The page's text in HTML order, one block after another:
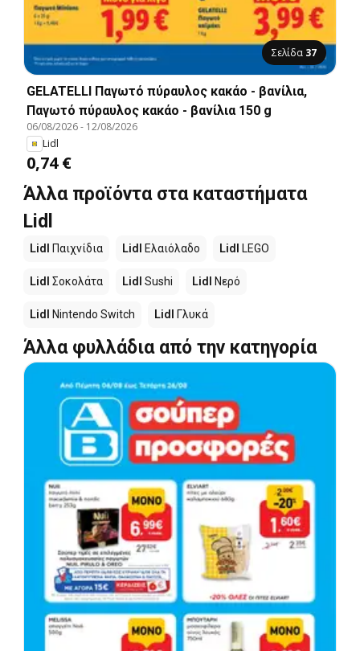
Σελίδα 37
GELATELLI Παγωτό πύραυλος κακάο - βανίλια,
Παγωτό πύραυλος κακάο - βανίλια 150 g
06/08/2026- 12/08/2026
Lidl
0,74 €
Άλλα προϊόντα στα καταστήματα
Lidl
Lidl Παιχνίδια Lidl Ελαιόλαδο Lidl LEGO
Lidl Σοκολάτα Lidl Sushi Lidl Νερό
Lidl Nintendo Switch Lidl Γλυκά
Άλλα φυλλάδια από την κατηγορία